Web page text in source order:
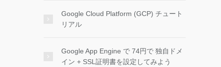
Google Cloud Platform (GCP) チュート
リアル
Google App Engine で 74円で 独自ドメ
イン + SSL証明書を設定してみよう